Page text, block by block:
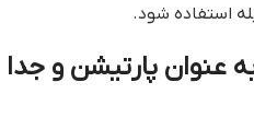
استفاده شود.
عنوان پارتیشن و جدا